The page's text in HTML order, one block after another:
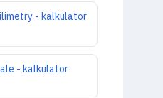
- kalkulator
- kalkulator